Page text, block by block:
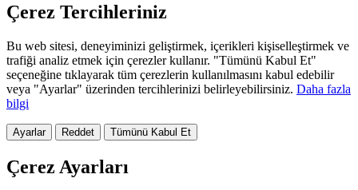
Çerez Tercihleriniz
Bu web sitesi, deneyiminizi geliştirmek, içerikleri kişiselleştirmek ve
trafiği analiz etmek için çerezler kullanır. "Tümünü Kabul Et"
seçeneğine tıklayarak tüm çerezlerin kullanılmasını kabul edebilir
veya "Ayarlar" üzerinden tercihlerinizi belirleyebilirsiniz. Daha fazla
bilgi
Ayarlar Reddet Tümünü Kabul Et
Çerez Ayarları